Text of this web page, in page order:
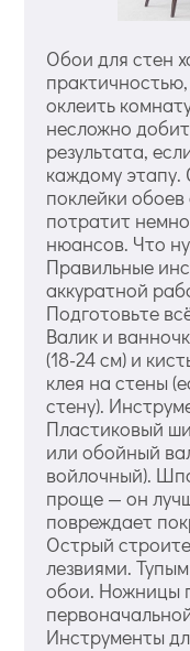
Обои для стен
оклеить
несложно
результата,
каждому этапу.
поклейки
потратит
нюансов. Что
Правильные
аккуратной
Подготовьте
Валик и
(18-24 см) и
клея на стены
стену).
Пластиковый
или обойный
войлочный).
проще — он
повреждает
Острый
лезвиями.
обои. Ножницы
Инструменты